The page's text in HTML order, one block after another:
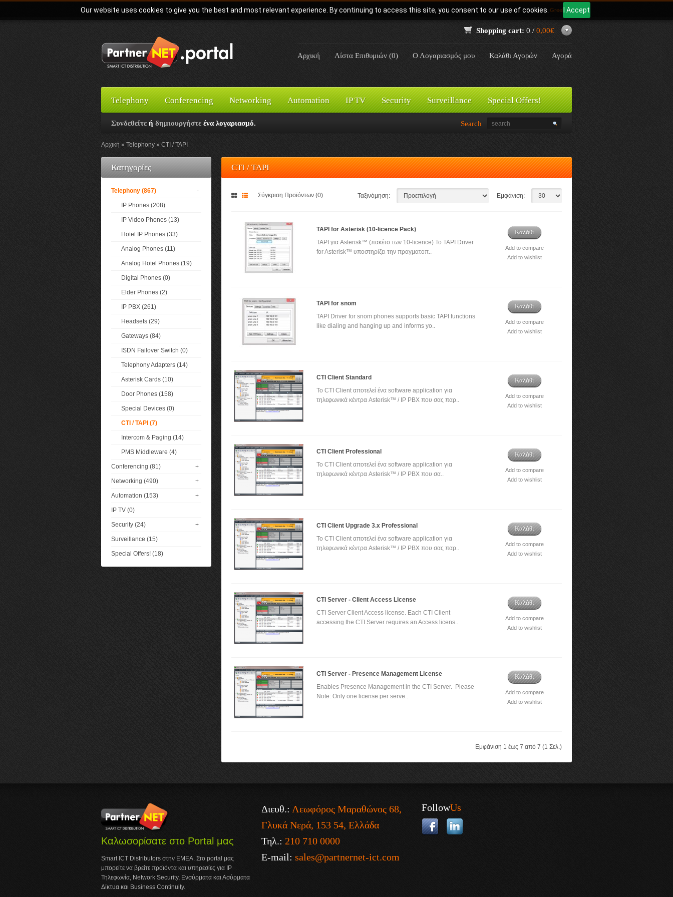
Our website uses cookies to give you the best and most relevant experience. By continuing to access this site, you consent to our use of cookies. I Accept
Γλώσσα: Greek
Shopping cart: 0 / 0,00€
Αρχική Λίστα Επιθυμιών (0) Ο Λογαριασμός μου Καλάθι Αγορών Αγορά
Telephony Conferencing Networking Automation IP TV Security Surveillance Special Offers!
Συνδεθείτε ή δημιουργήστε ένα λογαριασμό. Search
Αρχική Telephony CTI / TAPI
Κατηγορίες
Telephony (867) -
IP Phones (208)
IP Video Phones (13)
Hotel IP Phones (33)
Analog Phones (11)
Analog Hotel Phones (19)
Digital Phones (0)
Elder Phones (2)
IP PBX (261)
Headsets (29)
Gateways (84)
ISDN Failover Switch (0)
Telephony Adapters (14)
Asterisk Cards (10)
Door Phones (158)
Special Devices (0)
CTI / TAPI (7)
Intercom & Paging (14)
PMS Middleware (4)
Conferencing (81) +
Networking (490) +
Automation (153) +
IP TV (0)
Security (24) +
Surveillance (15)
Special Offers! (18)
CTI / TAPI
Σύγκριση Προϊόντων (0) Ταξινόμηση: Εμφάνιση:
TAPI for Asterisk (10-licence Pack)
TAPI για Asterisk™ (πακέτο των 10-licence) Το TAPI Driver
for Asterisk™ υποστηρίζει την πραγματοπ..
Καλάθι
Add to compare
Add to wishlist
TAPI for snom
TAPI Driver for snom phones supports basic TAPI functions
like dialing and hanging up and informs yo..
Καλάθι
Add to compare
Add to wishlist
CTI Client Standard
To CTI Client αποτελεί ένα software application για
τηλεφωνικά κέντρα Asterisk™ / IP PBX που σας παρ..
Καλάθι
Add to compare
Add to wishlist
CTI Client Professional
To CTI Client αποτελεί ένα software application για
τηλεφωνικά κέντρα Asterisk™ / IP PBX που σα..
Καλάθι
Add to compare
Add to wishlist
CTI Client Upgrade 3.x Professional
To CTI Client αποτελεί ένα software application για
τηλεφωνικά κέντρα Asterisk™ / IP PBX που σας παρ..
Καλάθι
Add to compare
Add to wishlist
CTI Server - Client Access License
CTI Server Client Access license. Each CTI Client
accessing the CTI Server requires an Access licens..
Καλάθι
Add to compare
Add to wishlist
CTI Server - Presence Management License
Enables Presence Management in the CTI Server. Please
Note: Only one license per serve..
Καλάθι
Add to compare
Add to wishlist
Εμφάνιση 1 έως 7 από 7 (1 Σελ.)
Καλωσορίσατε στο Portal μας
Smart ICT Distributors στην ΕΜΕΑ. Στο portal μας
μπορείτε να βρείτε προϊόντα και υπηρεσίες για IP
Τηλεφωνία, Network Security, Ενσύρματα και Ασύρματα
Δίκτυα και Business Continuity.
Διευθ.: Λεωφόρος Μαραθώνος 68,
Γλυκά Νερά, 153 54, Ελλάδα
Τηλ.: 210 710 0000
E-mail: sales@partnernet-ict.com
FollowUs